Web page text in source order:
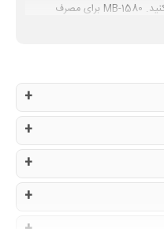
اگر کار شما نوشیدنی‌های یخی سنگین، حجم بالا یا استفاده پشت سر هم در کافه شلوغ است، بهتر است MB-1980 یا MB-1990 را هم بررسی کنید. MB-1580 برای مصرف